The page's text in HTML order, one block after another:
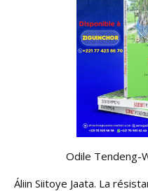
Odile Tendeng-
Áliin Siitoye Jaata. La